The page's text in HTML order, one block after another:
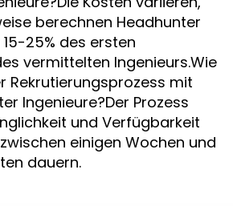
berechnen Headhunter
25% des ersten
vermittelten Ingenieurs.Wie
Rekrutierungsprozess mit
Ingenieure?Der Prozess
und Verfügbarkeit
einigen Wochen und
dauern.